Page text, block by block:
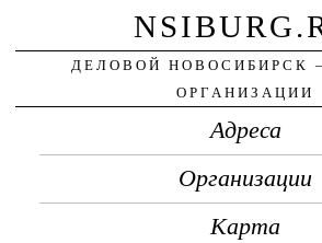
ДЕЛОВОЙ НОВОСИБИРСК
ОРГАНИЗАЦИИ
Адреса
Организации
Карта